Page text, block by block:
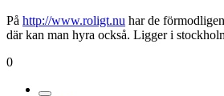
På http://www.roligt.nu har de
där kan man hyra också. Ligger i
0